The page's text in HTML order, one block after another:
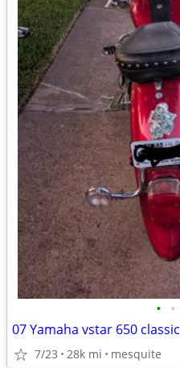
• •
07 Yamaha vstar 650 classic
7/23 28k mi mesquite